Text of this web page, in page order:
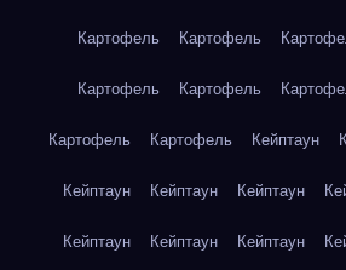
Картофель Картофель
Картофель Картофель
Картофель Картофель Кейптаун
Кейптаун Кейптаун Кейптаун
Кейптаун Кейптаун Кейптаун